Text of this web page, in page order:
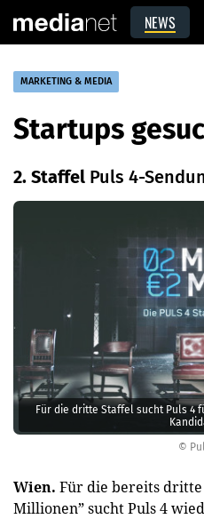
NEWS
©
Für die dritte Staffel sucht Puls 4
MARKETING & MEDIA
Startups
2. Staffel Puls 4-
Wien. Für die bereits dritte
Millionen” sucht Puls 4